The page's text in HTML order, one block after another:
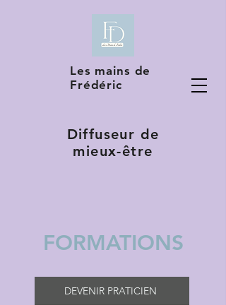
Les mains de
Frédéric
Diffuseur de
mieux-être
FORMATIONS
DEVENIR PRATICIEN